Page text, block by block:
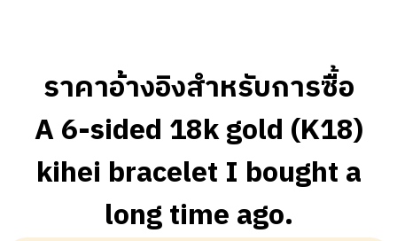
ราคาอ้างอิงสำหรับการซื้อ
A 6-sided 18k gold (K18)
kihei bracelet I bought a
long time ago.